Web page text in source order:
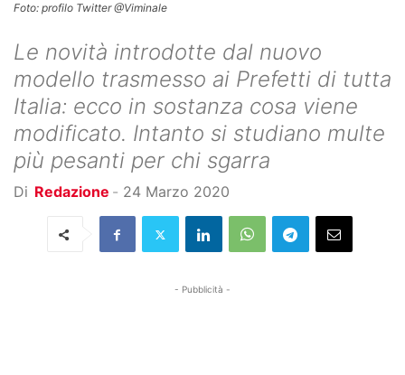
Foto: profilo Twitter @Viminale
Le novità introdotte dal nuovo
modello trasmesso ai Prefetti di tutta
Italia: ecco in sostanza cosa viene
modificato. Intanto si studiano multe
più pesanti per chi sgarra
Di Redazione - 24 Marzo 2020
- Pubblicità -